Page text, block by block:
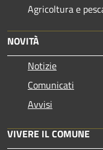
Agricoltura e
NOVITÀ
Notizie
Comunicati
Avvisi
VIVERE IL COMUNE